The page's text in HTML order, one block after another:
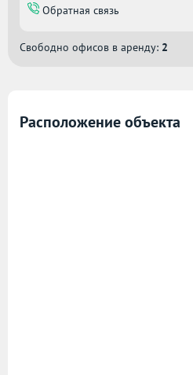
Обратная связь
Свободно офисов в аренду: 2
Расположение объекта